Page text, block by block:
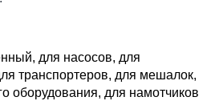
для насосов, для
транспортеров, для мешалок,
оборудования, для намотчиков